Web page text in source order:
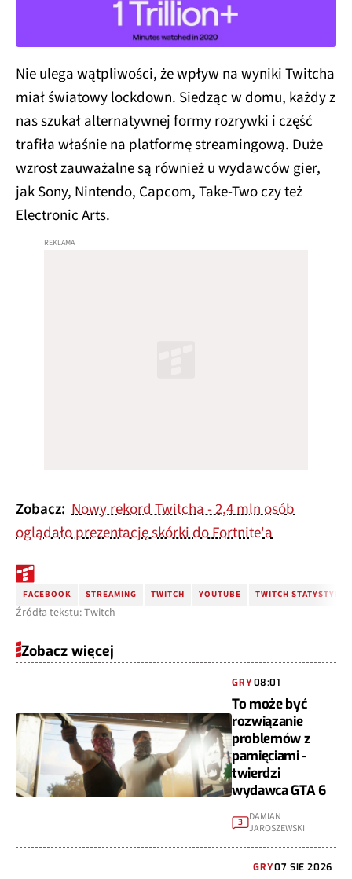
Nie ulega wątpliwości, że wpływ na wyniki Twitcha
miał światowy lockdown. Siedząc w domu, każdy z
nas szukał alternatywnej formy rozrywki i część
trafiła właśnie na platformę streamingową. Duże
wzrost zauważalne są również u wydawców gier,
jak Sony, Nintendo, Capcom, Take-Two czy też
Electronic Arts.
Zobacz: Nowy rekord Twitcha - 2,4 mln osób
oglądało prezentację skórki do Fortnite'a
FACEBOOK STREAMING TWITCH YOUTUBE TWITCH STATYSTYKI
Źródła tekstu: Twitch
Zobacz więcej
GRY08:01
To może być
rozwiązanie
problemów z
pamięciami -
twierdzi
wydawca GTA 6
3 DAMIAN
JAROSZEWSKI
GRY07 SIE 2026